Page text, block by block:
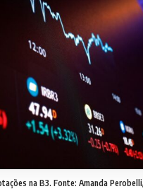
na B3. Fonte: Amanda